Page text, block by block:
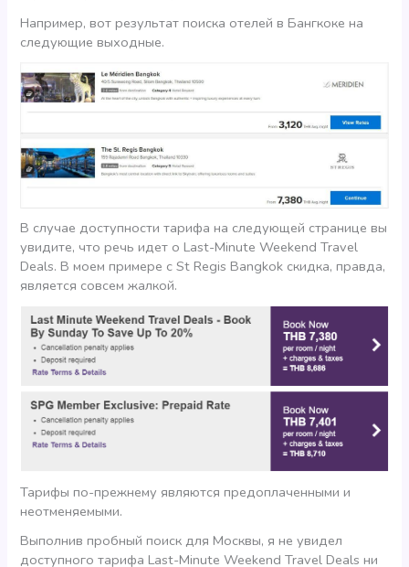
Например, вот результат поиска отелей в Бангкоке на
следующие выходные.
В случае доступности тарифа на следующей странице вы
увидите, что речь идет о Last-Minute Weekend Travel
Deals. В моем примере с St Regis Bangkok скидка, правда,
является совсем жалкой.
Тарифы по-прежнему являются предоплаченными и
неотменяемыми.
Выполнив пробный поиск для Москвы, я не увидел
доступного тарифа Last-Minute Weekend Travel Deals ни